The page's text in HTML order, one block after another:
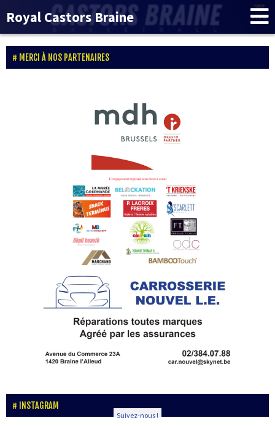
Royal Castors Braine
MERCI À NOS PARTENAIRES
INSTAGRAM
Suivez-nous !